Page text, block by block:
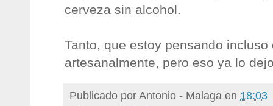
cerveza sin alcohol.
Tanto, que estoy pensando
artesanalmente, pero eso ya lo
Publicado porAntonio - Malaga en 18:03